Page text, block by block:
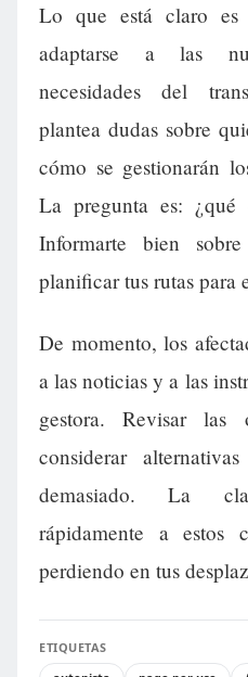
Lo que está claro es
adaptarse a las
necesidades del
plantea dudas sobre
cómo se gestionarán
La pregunta es: ¿qué
Informarte bien
planificar tus rutas para
De momento, los
a las noticias y a las
gestora. Revisar
considerar
demasiado. La
rápidamente a estos
perdiendo en tus
ETIQUETAS